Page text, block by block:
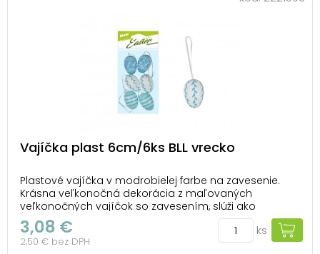
Vajíčka plast 6cm/6ks BLL vrecko
Plastové vajíčka v modrobielej farbe na zavesenie.
Krásna veľkonočná dekorácia z maľovaných
veľkonočných vajíčok so zavesením, slúži ako
dekorácia do exteriéru alebo interiéru. Nalaďte sa s
nami na Veľkú noc! Balenie obsahuje: - 6 ks dekorácií
(vajíčka) Veľkosť: 6 cm Dekorácia má šnúrku...
3,08 €
2,50 € bez DPH
ks